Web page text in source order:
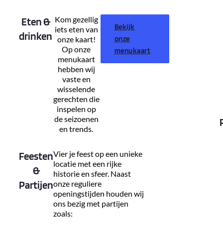
Eten &
drinken
Kom gezellig
iets eten van
onze kaart!
Op onze
menukaart
hebben wij
vaste en
wisselende
gerechten die
inspelen op
de seizoenen
en trends.
Bekijk
onze
menukaart
Feesten
&
Partijen
Vier je feest op een unieke
locatie met een rijke
historie en sfeer. Naast
onze reguliere
openingstijden houden wij
ons bezig met partijen
zoals: